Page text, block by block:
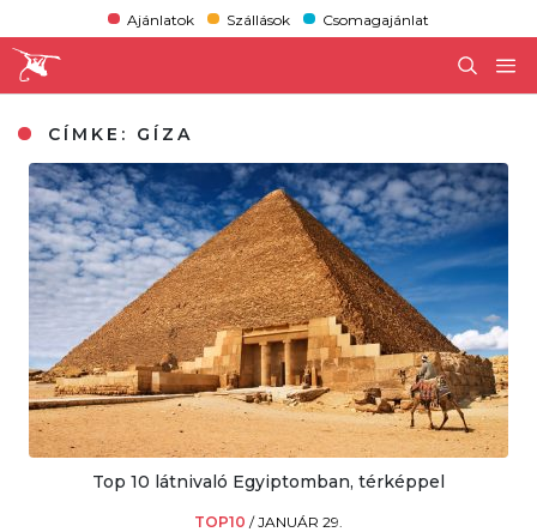
Ajánlatok Szállások Csomagajánlat
CÍMKE: GÍZA
Top 10 látnivaló Egyiptomban, térképpel
TOP10 /JANUÁR 29.